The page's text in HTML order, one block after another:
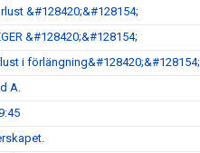
&#128420;&#128154;
&#128420;&#128154;
i förlängning&#128420;&#128154;
A.